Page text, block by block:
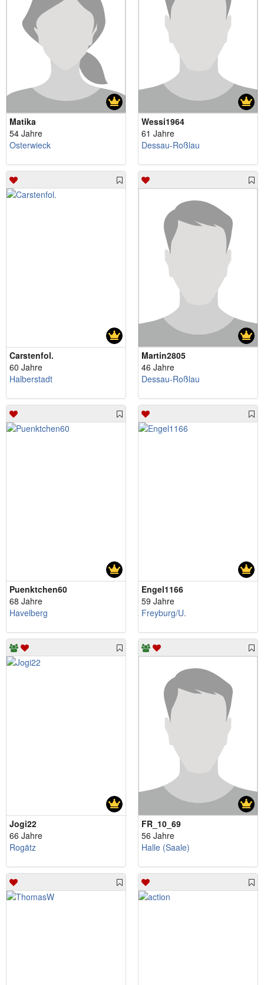
Matika
54 Jahre
Osterwieck
Wessi1964
61 Jahre
Dessau-Roßlau
Carstenfol.
60 Jahre
Halberstadt
Martin2805
46 Jahre
Dessau-Roßlau
Puenktchen60
68 Jahre
Havelberg
Engel1166
59 Jahre
Freyburg/U.
Jogi22
66 Jahre
Rogätz
FR_10_69
56 Jahre
Halle (Saale)